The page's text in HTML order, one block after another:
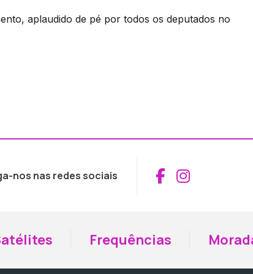
aplaudido de pé por todos os deputados no
nos nas redes sociais Aceder ao
Aceder
Frequências